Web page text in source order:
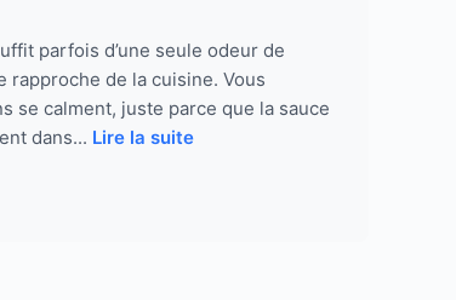
parfois d’une seule odeur de
rapproche de la cuisine. Vous
se calment, juste parce que la sauce
dans... Lire la suite